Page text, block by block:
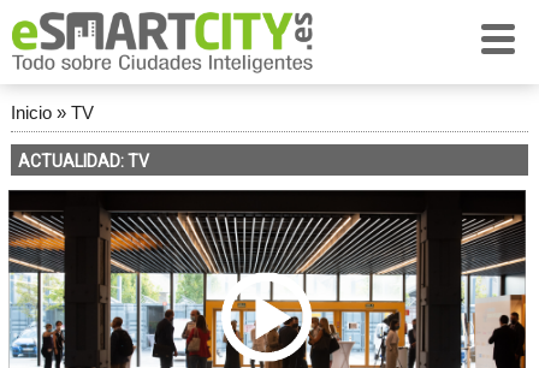
Inicio» TV
ACTUALIDAD: TV